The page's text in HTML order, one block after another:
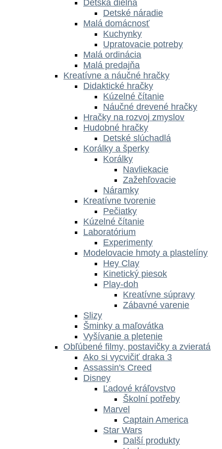
Detská dielňa
Detské náradie
Malá domácnosť
Kuchynky
Upratovacie potreby
Malá ordinácia
Malá predajňa
Kreatívne a náučné hračky
Didaktické hračky
Kúzelné čítanie
Náučné drevené hračky
Hračky na rozvoj zmyslov
Hudobné hračky
Detské slúchadlá
Korálky a šperky
Korálky
Navliekacie
Zažehľovacie
Náramky
Kreatívne tvorenie
Pečiatky
Kúzelné čítanie
Laboratórium
Experimenty
Modelovacie hmoty a plastelíny
Hey Clay
Kinetický piesok
Play-doh
Kreatívne súpravy
Zábavné varenie
Slizy
Šminky a maľovátka
Vyšívanie a pletenie
Obľúbené filmy, postavičky a zvieratá
Ako si vycvičiť draka 3
Assassin's Creed
Disney
Ľadové kráľovstvo
Školní potřeby
Marvel
Captain America
Star Wars
Další produkty